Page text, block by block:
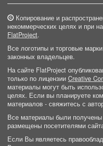
Копирование и
некоммерческих целях и при
FlatProject.
Все логотипы и торговые
законных владельцев.
На сайте FlatProject
только по лицензии Creative
материалы могут быть
целях. Если вы планируете
материалов - свяжитесь с
Все материалы были
размещены посетителями
Если Вы являетесь